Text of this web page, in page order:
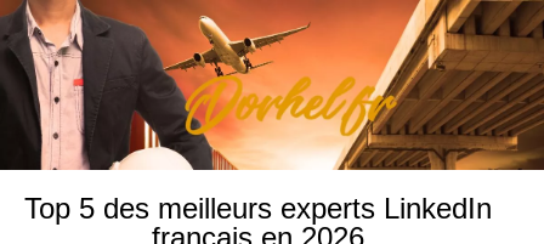
Top 5 des meilleurs experts LinkedIn
français en 2026